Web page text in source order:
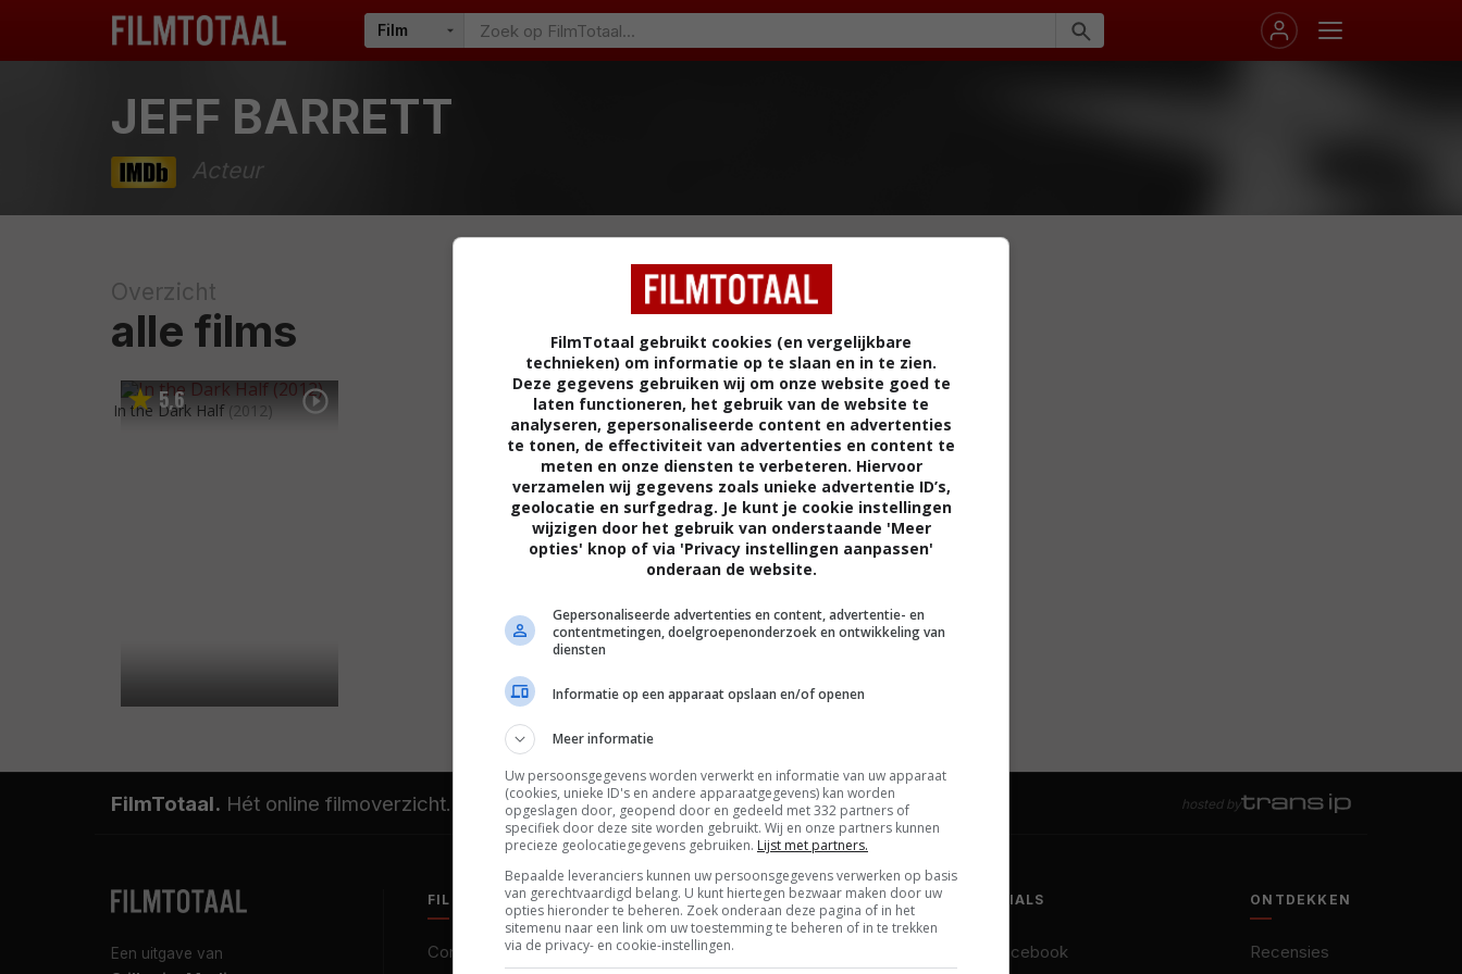
JEFF BARRETT
Acteur
Overzicht
alle films
5,6
In the Dark Half (2012)
FilmTotaal. Hét online filmoverzicht. hosted by
Een uitgave van
FILMTOTAAL
Contact
BELEID
Privacy
SOCIALS
Facebook
ONTDEKKEN
Recensies
FilmTotaal gebruikt cookies (en vergelijkbare
technieken) om informatie op te slaan en in te zien.
Deze gegevens gebruiken wij om onze website goed te
laten functioneren, het gebruik van de website te
analyseren, gepersonaliseerde content en advertenties
te tonen, de effectiviteit van advertenties en content te
meten en onze diensten te verbeteren. Hiervoor
verzamelen wij gegevens zoals unieke advertentie ID’s,
geolocatie en surfgedrag. Je kunt je cookie instellingen
wijzigen door het gebruik van onderstaande 'Meer
opties' knop of via 'Privacy instellingen aanpassen'
onderaan de website.
Gepersonaliseerde advertenties en content, advertentie- en
contentmetingen, doelgroepenonderzoek en ontwikkeling van
diensten
Informatie op een apparaat opslaan en/of openen
Meer informatie
Uw persoonsgegevens worden verwerkt en informatie van uw apparaat
(cookies, unieke ID's en andere apparaatgegevens) kan worden
opgeslagen door, geopend door en gedeeld met 332 partners of
specifiek door deze site worden gebruikt. Wij en onze partners kunnen
precieze geolocatiegegevens gebruiken. Lijst met partners.
Bepaalde leveranciers kunnen uw persoonsgegevens verwerken op basis
van gerechtvaardigd belang. U kunt hiertegen bezwaar maken door uw
opties hieronder te beheren. Zoek onderaan deze pagina of in het
sitemenu naar een link om uw toestemming te beheren of in te trekken
via de privacy- en cookie-instellingen.